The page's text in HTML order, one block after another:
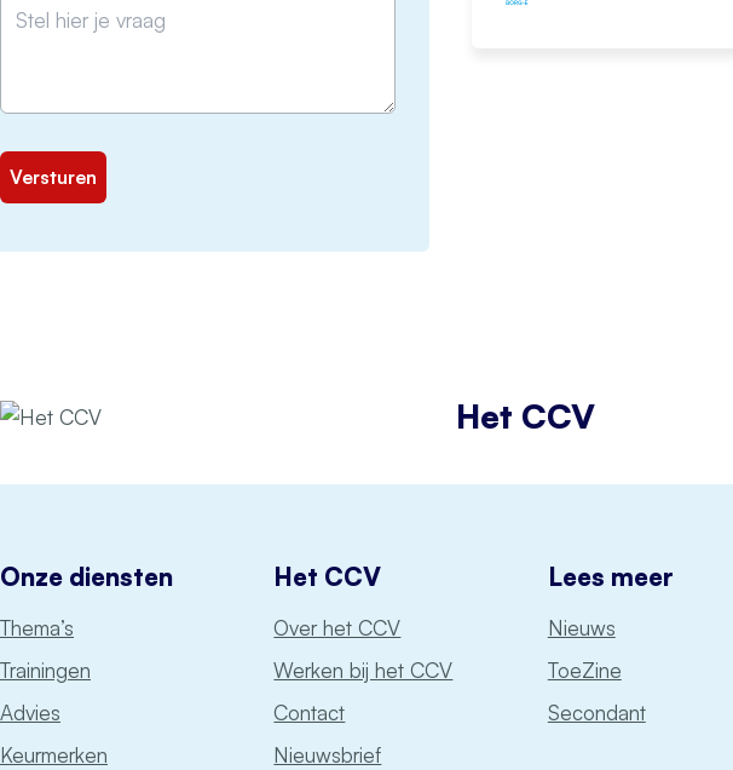
Het CCV
Onze diensten
Thema’s
Trainingen
Advies
Keurmerken
Het CCV
Over het CCV
Werken bij het CCV
Contact
Nieuwsbrief
Lees meer
Nieuws
ToeZine
Secondant